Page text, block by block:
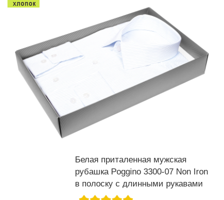
Белая приталенная мужская
рубашка Poggino 3300-07 Non Iron
в полоску с длинными рукавами